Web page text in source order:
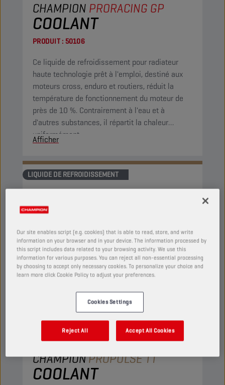
CHAMPION PRORACING GP
COOLANT
PRODUIT : 50106
Ce liquide de refroidissement pour radiateur
haute technologie prêt à l'emploi, destiné aux
moteurs cross, enduro et routiers, réduit la
température de fonctionnement du moteur de
près de 10 %. Contrairement à l'eau et à
d'autres substances, il répartit la chaleur
uniformément.
Afficher
LIQUIDE DE REFROIDISSEMENT
CHAMPIONPROPULSE TT
COOLANT
Our site enables script (e.g. cookies) that is able to read, store, and write
information on your browser and in your device. The information processed by
this script includes data related to your browsing activity. We use this
information for various purposes. You can reject all non-essential processing
by choosing to accept only necessary cookies. To personalize your choice and
learn more click Cookie Policy to adjust your preferences.
Cookies Settings
Reject All Accept All Cookies